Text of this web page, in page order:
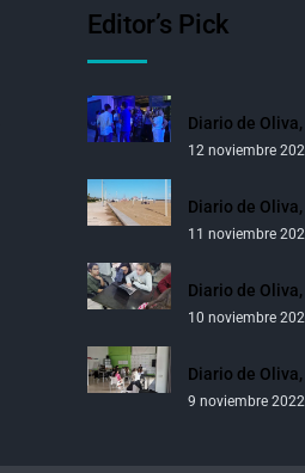
Editor’s Pick
Diario de
12 noviembre
Diario de
11 noviembre
Diario de
10 noviembre
Diario de
9 noviembre 2022